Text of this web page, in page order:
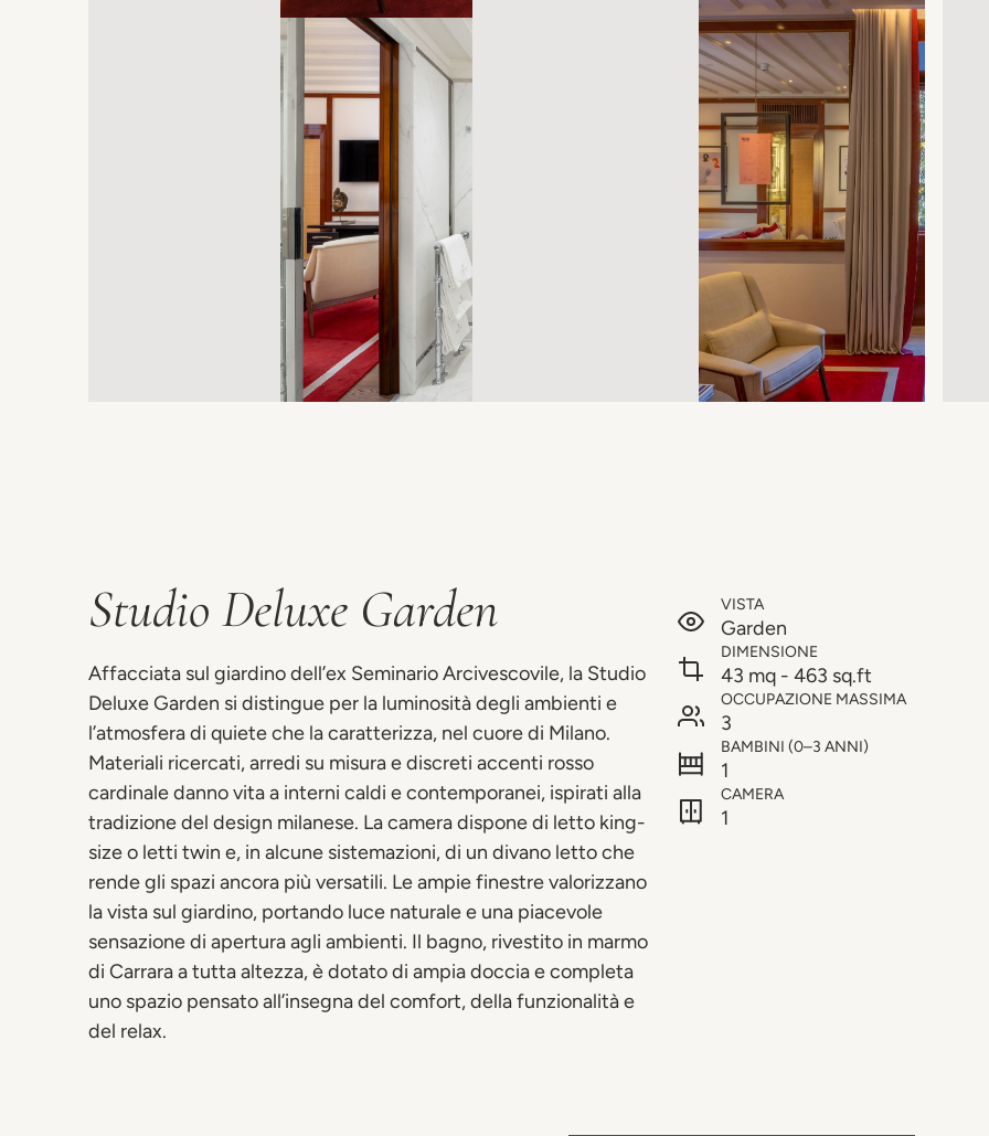
Studio Deluxe Garden
Affacciata sul giardino dell’ex Seminario Arcivescovile, la Studio
Deluxe Garden si distingue per la luminosità degli ambienti e
l’atmosfera di quiete che la caratterizza, nel cuore di Milano.
Materiali ricercati, arredi su misura e discreti accenti rosso
cardinale danno vita a interni caldi e contemporanei, ispirati alla
tradizione del design milanese. La camera dispone di letto king-
size o letti twin e, in alcune sistemazioni, di un divano letto che
rende gli spazi ancora più versatili. Le ampie finestre valorizzano
la vista sul giardino, portando luce naturale e una piacevole
sensazione di apertura agli ambienti. Il bagno, rivestito in marmo
di Carrara a tutta altezza, è dotato di ampia doccia e completa
uno spazio pensato all’insegna del comfort, della funzionalità e
del relax.
VISTA
Garden
DIMENSIONE
43 mq - 463 sq.ft
OCCUPAZIONE MASSIMA
3
BAMBINI (0–3 ANNI)
1
CAMERA
1